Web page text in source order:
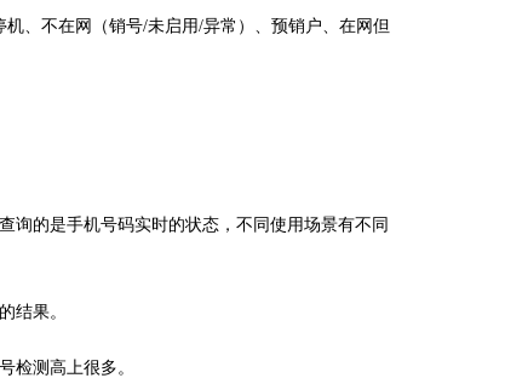
、不在网（销号/未启用/异常）、预销户、在网但
询的是手机号码实时的状态，不同使用场景有不同
结果。
检测高上很多。